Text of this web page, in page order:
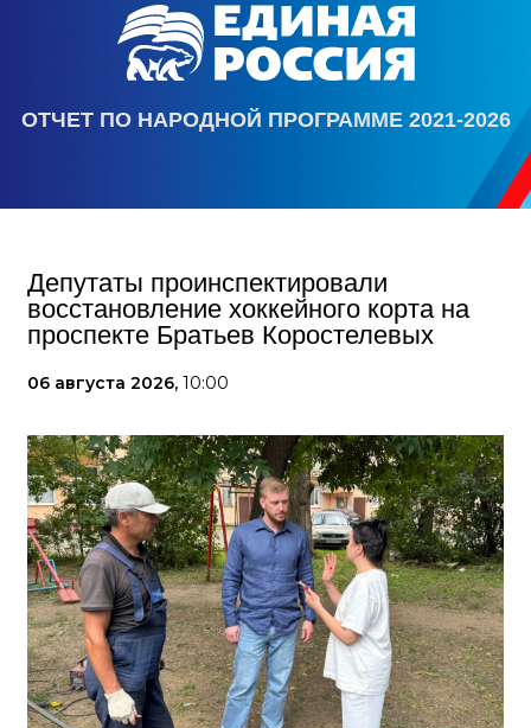
ОТЧЕТ ПО НАРОДНОЙ ПРОГРАММЕ 2021-2026
Депутаты проинспектировали
восстановление хоккейного корта на
проспекте Братьев Коростелевых
06 августа 2026, 10:00